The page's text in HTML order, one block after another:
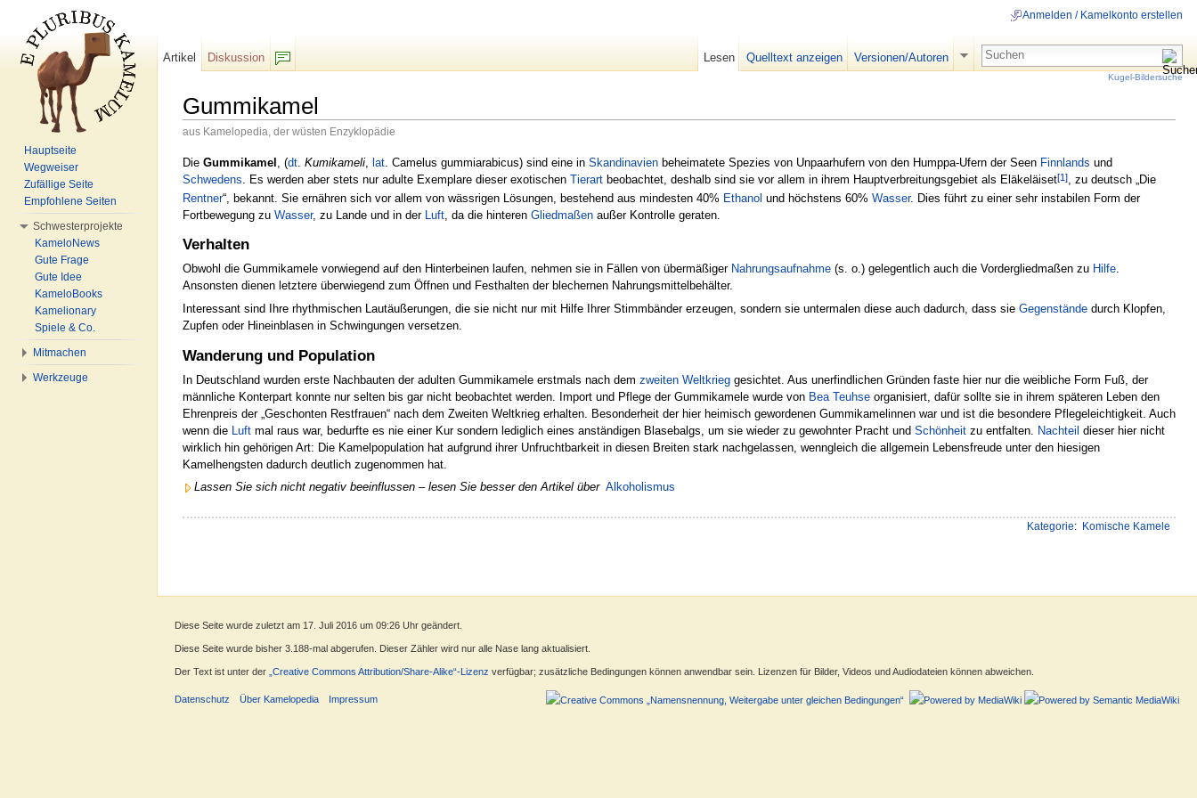
Gummikamel
aus Kamelopedia, der wüsten Enzyklopädie
Die Gummikamel , (dt Kumikameli lat . Camelus gummiarabicus) sind eine in Skandinavien beheimatete Spezies von Unpaarhufern von den Humppa-Ufern der Seen Finnlands und
Schwedens . Es werden aber stets nur adulte Exemplare dieser exotischen Tierart beobachtet, deshalb sind sie vor allem in ihrem Hauptverbreitungsgebiet als Eläkeläiset[1]
, zu deutsch „Die
Rentner“, bekannt. Sie ernähren sich vor allem von wässrigen Lösungen, bestehend aus mindesten 40% Ethanol und höchstens 60% Wasser. Dies führt zu einer sehr instabilen Form der
Fortbewegung zu Wasser, zu Lande und in der Luft , da die hinteren Gliedmaßen außer Kontrolle geraten.
Verhalten
Obwohl die Gummikamele vorwiegend auf den Hinterbeinen laufen, nehmen sie in Fällen von übermäßiger Nahrungsaufnahme (s. o.) gelegentlich auch die Vordergliedmaßen zu Hilfe.
Ansonsten dienen letztere überwiegend zum Öffnen und Festhalten der blechernen Nahrungsmittelbehälter.
Interessant sind Ihre rhythmischen Lautäußerungen, die sie nicht nur mit Hilfe Ihrer Stimmbänder erzeugen, sondern sie untermalen diese auch dadurch, dass sie Gegenstände durch Klopfen,
Zupfen oder Hineinblasen in Schwingungen versetzen.
Wanderung und Population
In Deutschland wurden erste Nachbauten der adulten Gummikamele erstmals nach dem zweiten Weltkrieg gesichtet. Aus unerfindlichen Gründen faste hier nur die weibliche Form Fuß, der
männliche Konterpart konnte nur selten bis gar nicht beobachtet werden. Import und Pflege der Gummikamele wurde von Bea Teuhse organisiert, dafür sollte sie in ihrem späteren Leben den
Ehrenpreis der „Geschonten Restfrauen“ nach dem Zweiten Weltkrieg erhalten. Besonderheit der hier heimisch gewordenen Gummikamelinnen war und ist die besondere Pflegeleichtigkeit. Auch
wenn die Luft mal raus war, bedurfte es nie einer Kur sondern lediglich eines anständigen Blasebalgs, um sie wieder zu gewohnter Pracht und Schönheit zu entfalten. Nachteil dieser hier nicht
wirklich hin gehörigen Art: Die Kamelpopulation hat aufgrund ihrer Unfruchtbarkeit in diesen Breiten stark nachgelassen, wenngleich die allgemein Lebensfreude unter den hiesigen
Kamelhengsten dadurch deutlich zugenommen hat.
Lassen Sie sich nicht negativ beeinflussen – lesen Sie besser den Artikel über Alkoholismus
Kategorie: Komische Kamele
Anmelden / Kamelkonto erstellen
Artikel
Diskussion
Lesen Quelltext anzeigen Versionen/Autoren
Kugel-Bildersuche
Hauptseite
Wegweiser
Zufällige Seite
Empfohlene Seiten
Schwesterprojekte
KameloNews
Gute Frage
Gute Idee
KameloBooks
Kamelionary
Spiele & Co.
Mitmachen
Werkzeuge
Diese Seite wurde zuletzt am 17. Juli 2016 um 09:26 Uhr geändert.
Diese Seite wurde bisher 3.188-mal abgerufen. Dieser Zähler wird nur alle Nase lang aktualisiert.
Der Text ist unter der „Creative Commons Attribution/Share-Alike“-Lizenz verfügbar; zusätzliche Bedingungen können anwendbar sein. Lizenzen für Bilder, Videos und Audiodateien können abweichen.
Datenschutz Über Kamelopedia Impressum